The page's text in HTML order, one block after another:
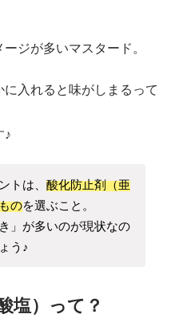
ジが多いマスタード。
入れると味がしまるって
♪
トは、酸化防止剤（亜
のを選ぶこと。
」が多いのが現状なの
う♪
塩）って？